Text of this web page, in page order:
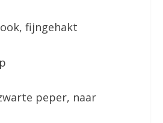
fijngehakt
peper, naar